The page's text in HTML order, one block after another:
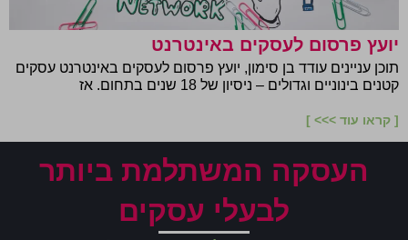
יועץ פרסום לעסקים באינטרנט
תוכן עניינים עודד בן סימון, יועץ פרסום לעסקים באינטרנט עסקים
קטנים בינוניים וגדולים – ניסיון של 18 שנים בתחום. אז
[ קראו עוד >>> ]
העסקה המשתלמת ביותר
לבעלי עסקים